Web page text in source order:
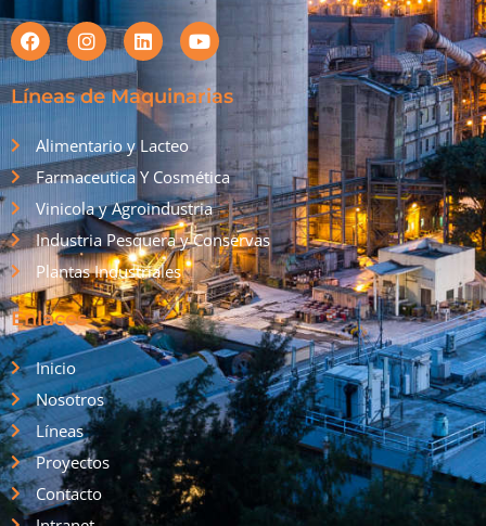
Líneas de Maquinarias
Alimentario y Lacteo
Farmaceutica Y Cosmética
Vinicola y Agroindustria
Industria Pesquera y Conservas
Plantas Industriales
Enlaces
Inicio
Nosotros
Líneas
Proyectos
Contacto